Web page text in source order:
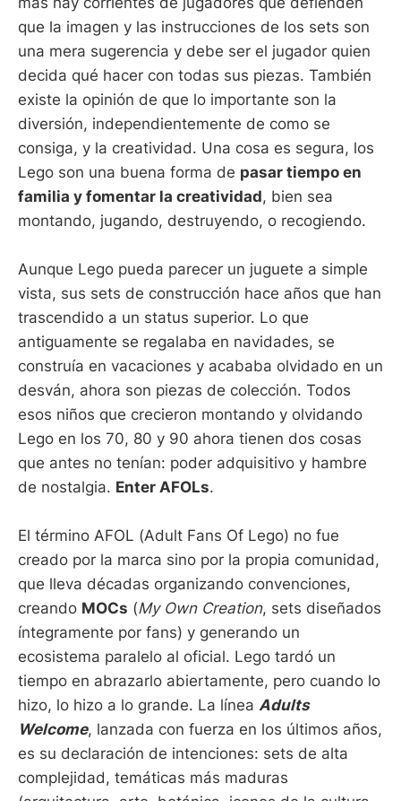
que la imagen y las instrucciones de los sets son
una mera sugerencia y debe ser el jugador quien
decida qué hacer con todas sus piezas. También
existe la opinión de que lo importante son la
diversión, independientemente de como se
consiga, y la creatividad. Una cosa es segura, los
Lego son una buena forma de pasar tiempo en
familia y fomentar la creatividad, bien sea
montando, jugando, destruyendo, o recogiendo.
Aunque Lego pueda parecer un juguete a simple
vista, sus sets de construcción hace años que han
trascendido a un status superior. Lo que
antiguamente se regalaba en navidades, se
construía en vacaciones y acababa olvidado en un
desván, ahora son piezas de colección. Todos
esos niños que crecieron montando y olvidando
Lego en los 70, 80 y 90 ahora tienen dos cosas
que antes no tenían: poder adquisitivo y hambre
de nostalgia. Enter AFOLs.
El término AFOL (Adult Fans Of Lego) no fue
creado por la marca sino por la propia comunidad,
que lleva décadas organizando convenciones,
creando MOCs (My Own Creation, sets diseñados
íntegramente por fans) y generando un
ecosistema paralelo al oficial. Lego tardó un
tiempo en abrazarlo abiertamente, pero cuando lo
hizo, lo hizo a lo grande. La línea Adults
Welcome, lanzada con fuerza en los últimos años,
es su declaración de intenciones: sets de alta
complejidad, temáticas más maduras